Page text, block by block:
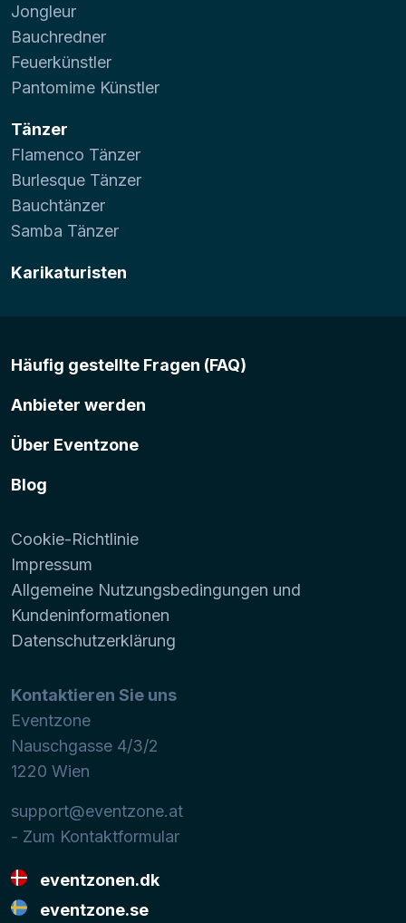
Jongleur
Bauchredner
Feuerkünstler
Pantomime Künstler
Tänzer
Flamenco Tänzer
Burlesque Tänzer
Bauchtänzer
Samba Tänzer
Karikaturisten
Häufig gestellte Fragen (FAQ)
Anbieter werden
Über Eventzone
Blog
Cookie-Richtlinie
Impressum
Allgemeine Nutzungsbedingungen und
Kundeninformationen
Datenschutzerklärung
Kontaktieren Sie uns
Eventzone
Nauschgasse 4/3/2
1220 Wien
support@eventzone.at
- Zum Kontaktformular
eventzonen.dk
eventzone.se